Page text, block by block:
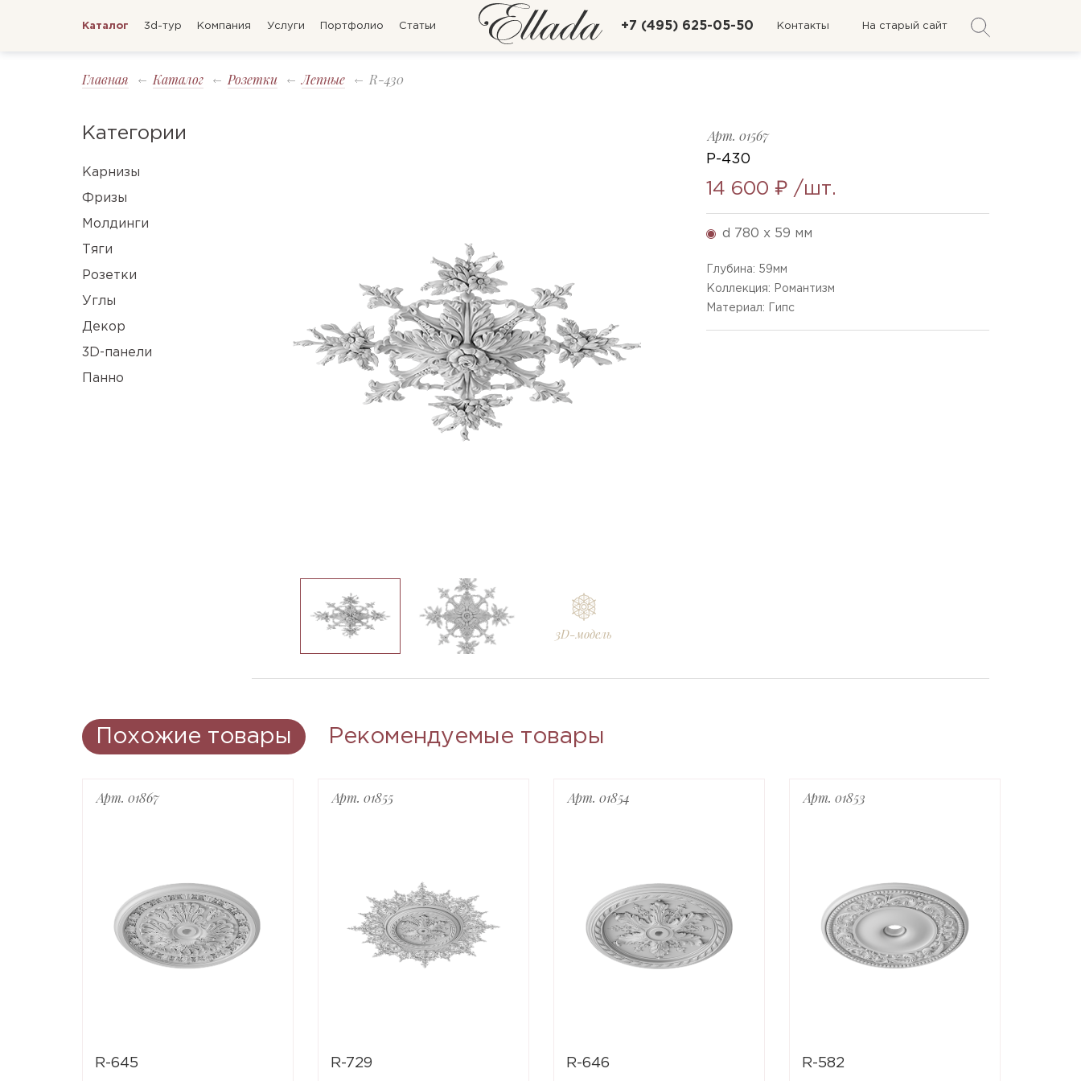
Каталог 3d-тур Компания Услуги Портфолио Статьи +7 (495) 625-05-50 Контакты На старый сайт
Главная Каталог Розетки Лепные R-430
Категории
Карнизы
Фризы
Молдинги
Тяги
Розетки
Углы
Декор
3D-панели
Панно
3D-модель
Арт. 01567
Р-430
14 600 ₽ /шт.
d 780 x 59 мм
Глубина: 59мм
Коллекция: Романтизм
Материал: Гипс
Похожие товары Рекомендуемые товары
Арт. 01867
R-645
Арт. 01855
R-729
Арт. 01854
R-646
Арт. 01853
R-582